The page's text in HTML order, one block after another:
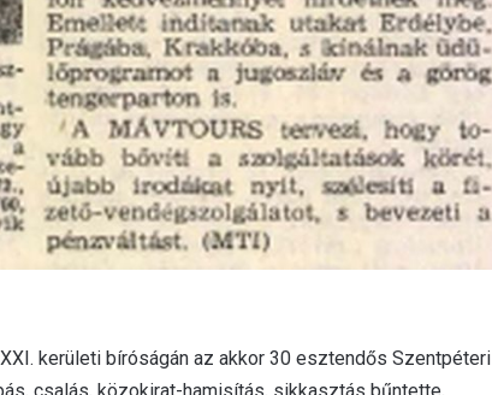
kerületi bíróságán az akkor 30 esztendős Szentpéteri